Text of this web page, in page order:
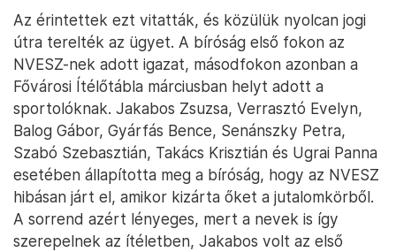
Az érintettek ezt vitatták, és közülük nyolcan jogi
útra terelték az ügyet. A bíróság első fokon az
NVESZ-nek adott igazat, másodfokon azonban a
Fővárosi Ítélőtábla márciusban helyt adott a
sportolóknak. Jakabos Zsuzsa, Verrasztó Evelyn,
Balog Gábor, Gyárfás Bence, Senánszky Petra,
Szabó Szebasztián, Takács Krisztián és Ugrai Panna
esetében állapította meg a bíróság, hogy az NVESZ
hibásan járt el, amikor kizárta őket a jutalomkörből.
A sorrend azért lényeges, mert a nevek is így
szerepelnek az ítéletben, Jakabos volt az első